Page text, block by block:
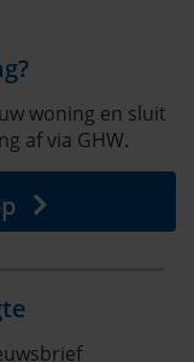
woning en sluit
af via GHW.